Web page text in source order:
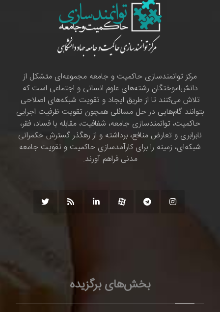
مرکز توانمندسازی حاکمیت و جامعه مجموعه‌ای متشکل از
دانش‌اموختگان رشته‌های علوم انسانی و اجتماعی است که
تلاش می‌کنند تا از طریق ایجاد و تقویت شبکه‌های اصلاحی
بتوانند گام‌هایی در حل مسائلی همچون تقویت ظرفیت اجرایی
حاکمیت، توانمندسازی جامعه، شفافیت، مقابله با فساد، فقر،
نابرابری و تعارض منافع، برداشته و از رهگذر گسترش حکمرانی
شبکه‌ای، زمینه را برای کارآمدسازی حاکمیت و تقویت جامعه
مدنی فراهم آورند.
بخش‌های برگزیده